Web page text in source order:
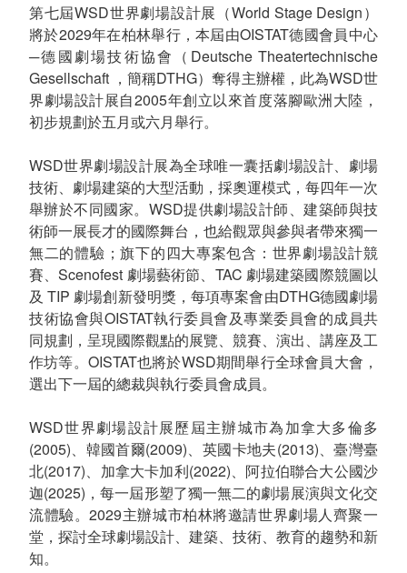
第七屆WSD世界劇場設計展（World Stage Design）
將於2029年在柏林舉行，本屆由OISTAT德國會員中心
─德國劇場技術協會（Deutsche Theatertechnische
Gesellschaft ，簡稱DTHG）奪得主辦權，此為WSD世
界劇場設計展自2005年創立以來首度落腳歐洲大陸，
初步規劃於五月或六月舉行。
WSD世界劇場設計展為全球唯一囊括劇場設計、劇場
技術、劇場建築的大型活動，採奧運模式，每四年一次
舉辦於不同國家。WSD提供劇場設計師、建築師與技
術師一展長才的國際舞台，也給觀眾與參與者帶來獨一
無二的體驗；旗下的四大專案包含：世界劇場設計競
賽、Scenofest 劇場藝術節、TAC 劇場建築國際競圖以
及 TIP 劇場創新發明獎，每項專案會由DTHG德國劇場
技術協會與OISTAT執行委員會及專業委員會的成員共
同規劃，呈現國際觀點的展覽、競賽、演出、講座及工
作坊等。OISTAT也將於WSD期間舉行全球會員大會，
選出下一屆的總裁與執行委員會成員。
WSD世界劇場設計展歷屆主辦城市為加拿大多倫多
(2005)、韓國首爾(2009)、英國卡地夫(2013)、臺灣臺
北(2017)、加拿大卡加利(2022)、阿拉伯聯合大公國沙
迦(2025)，每一屆形塑了獨一無二的劇場展演與文化交
流體驗。2029主辦城市柏林將邀請世界劇場人齊聚一
堂，探討全球劇場設計、建築、技術、教育的趨勢和新
知。